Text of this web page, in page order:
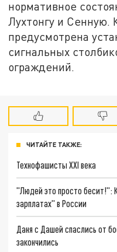
нормативное
Лухтонгу и Сенную.
предусмотрена
сигнальных
ограждений.
ЧИТАЙТЕ ТАКЖЕ:
Технофашисты XXI века
"Людей это просто бесит!":
зарплатах" в России
Даня с Дашей спаслись от
закончились